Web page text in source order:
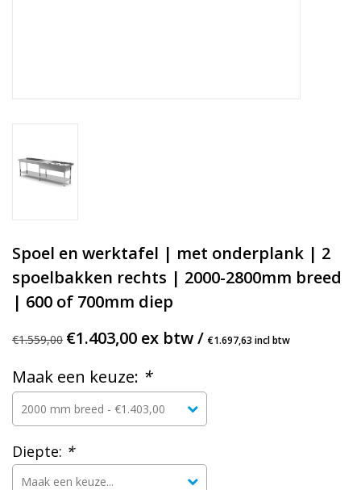
Spoel en werktafel | met onderplank | 2
spoelbakken rechts | 2000-2800mm breed
| 600 of 700mm diep
€1.559,00 €1.403,00 ex btw /€1.697,63 incl btw
Maak een keuze: *
Diepte: *